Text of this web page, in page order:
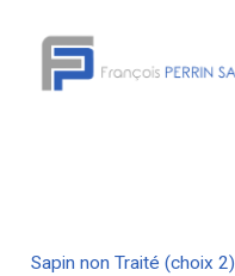
contenu
Sapin non Traité (choix